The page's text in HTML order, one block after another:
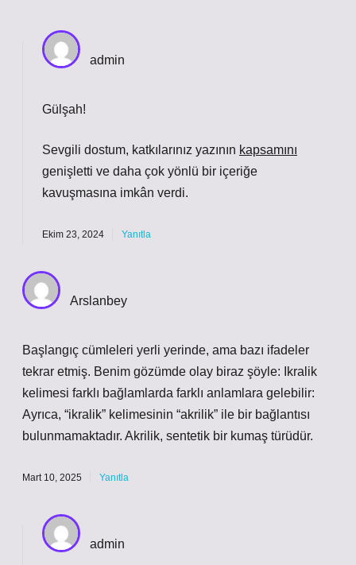
admin
Gülşah!
Sevgili dostum, katkılarınız yazının kapsamını
genişletti ve daha çok yönlü bir içeriğe
kavuşmasına imkân verdi.
Ekim 23, 2024 Yanıtla
Arslanbey
Başlangıç cümleleri yerli yerinde, ama bazı ifadeler
tekrar etmiş. Benim gözümde olay biraz şöyle: Ikralik
kelimesi farklı bağlamlarda farklı anlamlara gelebilir:
Ayrıca, “ikralik” kelimesinin “akrilik” ile bir bağlantısı
bulunmamaktadır. Akrilik, sentetik bir kumaş türüdür.
Mart 10, 2025 Yanıtla
admin